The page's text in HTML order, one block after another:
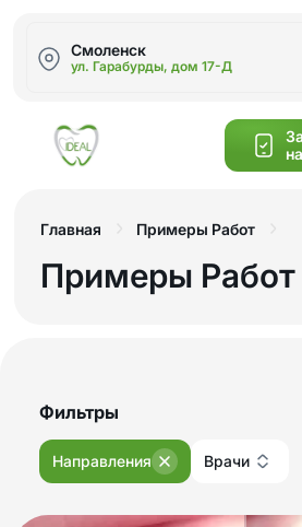
Смоленск
ул. Гарабурды, дом 17-Д
Главная Примеры Работ
Примеры Работ
Фильтры
Направления Врачи